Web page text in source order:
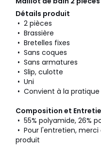
Détails produit
• 2 pièces
• Brassière
• Bretelles fixes
• Sans coques
• Sans armatures
• Slip, culotte
• Uni
• Convient à la
Composition et
• 55% polyamide, 26%
• Pour l'entretien,
produit